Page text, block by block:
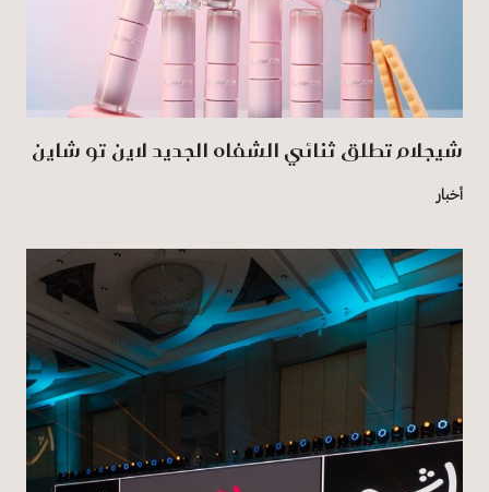
شيجلام تطلق ثنائي الشفاه الجديد لاين تو شاين
أخبار